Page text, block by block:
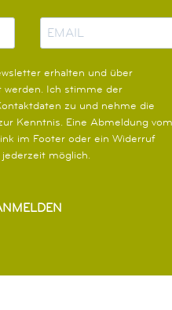
E
M
l
erhalten und über
Ich stimme der
zu und nehme die
Kenntnis. Eine Abmeldung vom
im Footer oder ein Widerruf
möglich.